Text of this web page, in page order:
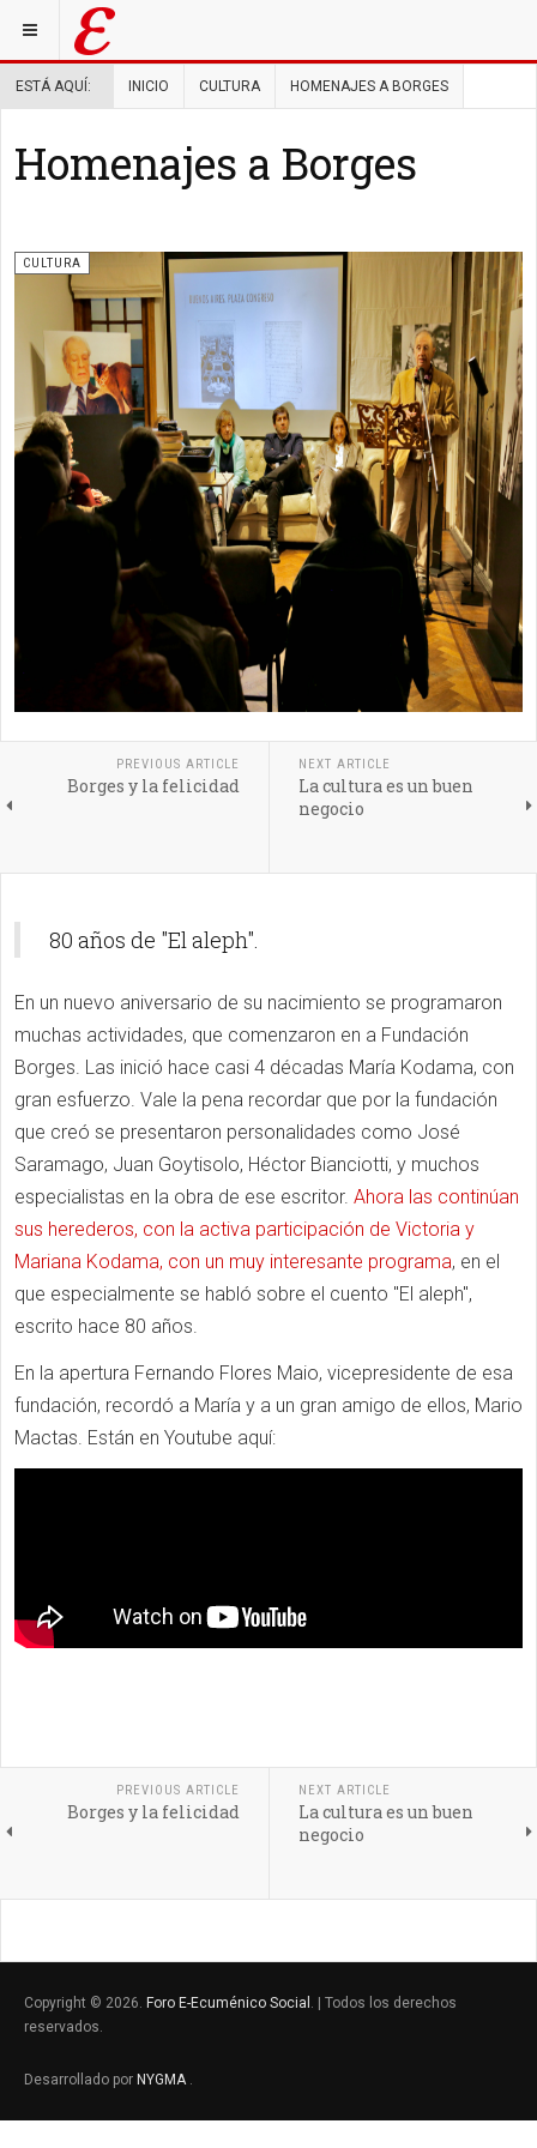
ESTÁ AQUÍ: INICIO CULTURA HOMENAJES A BORGES
Homenajes a Borges
CULTURA
PREVIOUS ARTICLE
Borges y la felicidad
NEXT ARTICLE
La cultura es un buen
negocio
80 años de "El aleph".
En un nuevo aniversario de su nacimiento se programaron
muchas actividades, que comenzaron en a Fundación
Borges. Las inició hace casi 4 décadas María Kodama, con
gran esfuerzo. Vale la pena recordar que por la fundación
que creó se presentaron personalidades como José
Saramago, Juan Goytisolo, Héctor Bianciotti, y muchos
especialistas en la obra de ese escritor. Ahora las continúan
sus herederos, con la activa participación de Victoria y
Mariana Kodama, con un muy interesante programa, en el
que especialmente se habló sobre el cuento "El aleph",
escrito hace 80 años.
En la apertura Fernando Flores Maio, vicepresidente de esa
fundación, recordó a María y a un gran amigo de ellos, Mario
Mactas. Están en Youtube aquí:
PREVIOUS ARTICLE
Borges y la felicidad
NEXT ARTICLE
La cultura es un buen
negocio
Copyright © 2026. Foro E-Ecuménico Social . | Todos los derechos
reservados.
Desarrollado por NYGMA .